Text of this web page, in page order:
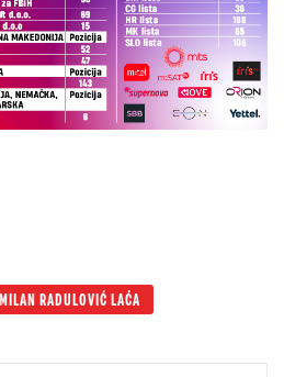
MILAN RADULOVIĆ LAĆA